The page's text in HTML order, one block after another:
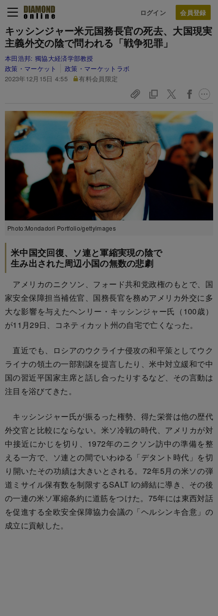
ログイン
キッシンジャー米元国務長官の死去、大国現実
主義外交の陰で問われる「戦争犯罪」
本田浩邦: 獨協大経済学部教授
政策・マーケット
政策・マーケットラボ
2023年12月15日 4:55
有料会員限定
Photo:Mondadori Portfolio/gettyimages
米中国交回復、ソ連と軍縮実現の陰で
生み出された周辺小国の無数の悲劇
アメリカのニクソン、フォード共和党政権のもとで、国
家安全保障担当補佐官、国務長官を務めアメリカ外交に多
大な影響を与えたヘンリー・キッシンジャー氏（100歳）
が11月29日、コネティカット州の自宅で亡くなった。
直近でも、ロシアのウクライナ侵攻の和平策としてウク
ライナの領土の一部割譲を提言したり、米中対立緩和で中
国の習近平国家主席と話し合ったりするなど、その言動は
注目を浴びてきた。
キッシンジャー氏が振るった権勢、得た栄誉は他の歴代
外交官と比較にならない。米ソ冷戦の時代、アメリカが対
中接近にかじを切り、1972年のニクソン訪中の準備を整
える一方で、ソ連との間でいわゆる「デタント時代」を切
り開いたその功績は大きいとされる。72年5月の米ソの弾
道ミサイル保有数を制限するSALT Iの締結に導き、その後
の一連の米ソ軍縮条約に道筋をつけた。75年には東西対話
を促進する全欧安全保障協力会議の「ヘルシンキ合意」の
成立に貢献した。